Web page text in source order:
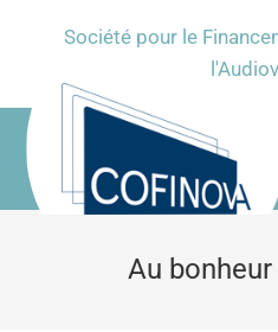
Société pour le
Au